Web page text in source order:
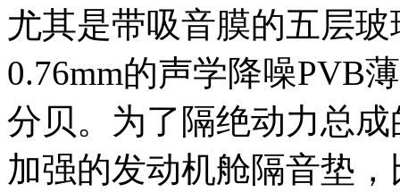
尤其是带吸音膜的五层
0.76mm的声学降噪PVB
分贝。为了隔绝动力总
加强的发动机舱隔音垫